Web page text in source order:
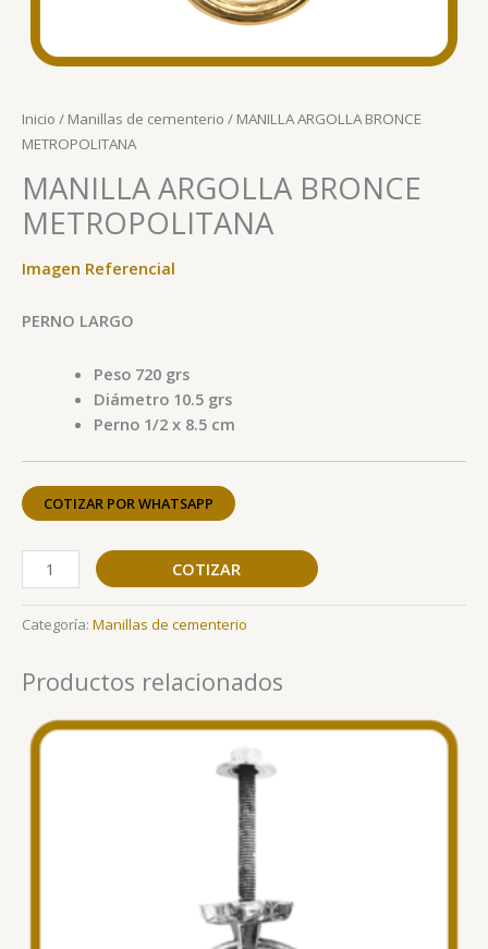
Inicio / Manillas de cementerio / MANILLA ARGOLLA BRONCE
METROPOLITANA
MANILLA ARGOLLA BRONCE
METROPOLITANA
Imagen Referencial
PERNO LARGO
Peso 720 grs
Diámetro 10.5 grs
Perno 1/2 x 8.5 cm
COTIZAR POR WHATSAPP
COTIZAR
Categoría: Manillas de cementerio
Productos relacionados